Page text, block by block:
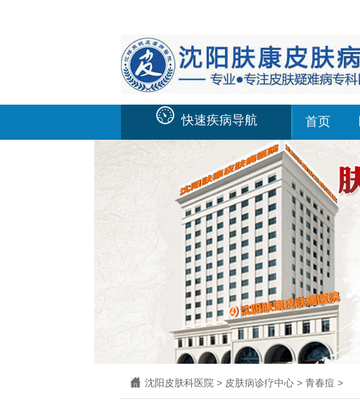
快速疾病导航 首页
沈阳皮肤科医院 > 皮肤病诊疗中心 > 青春痘 >